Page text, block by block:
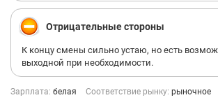
Отрицательные стороны
К концу смены сильно устаю, но есть
выходной при необходимости.
Зарплата: белая Соответствие рынку: рыночное